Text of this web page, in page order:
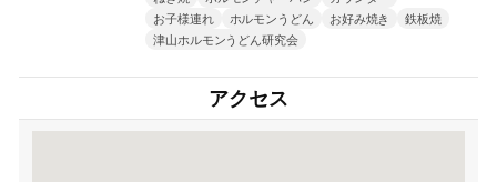
お子様連れ
ホルモンうどん お好み焼き
鉄板焼
津山ホルモンうどん研究会
アクセス